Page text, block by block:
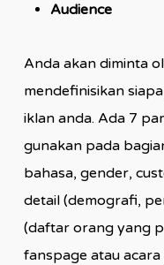
Audience
Anda akan diminta
mendefinisikan
iklan anda. Ada 7
gunakan pada
bahasa, gender,
detail (demografi,
(daftar orang yang
fanspage atau